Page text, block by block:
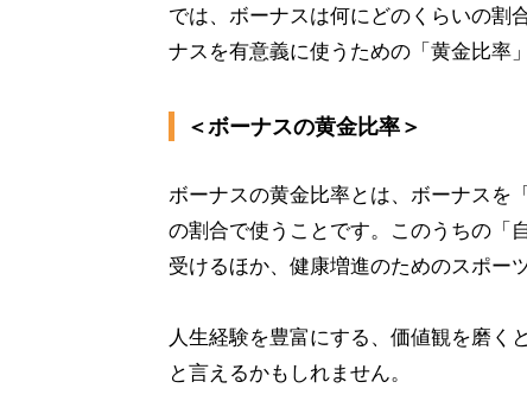
では、ボーナスは何にどのくらいの割
ナスを有意義に使うための「黄金比率
＜ボーナスの黄金比率＞
ボーナスの黄金比率とは、ボーナスを
の割合で使うことです。このうちの「
受けるほか、健康増進のためのスポー
人生経験を豊富にする、価値観を磨く
と言えるかもしれません。